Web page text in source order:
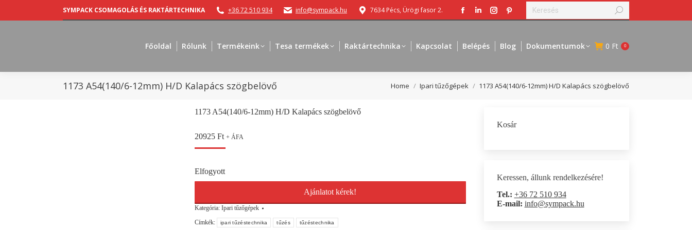
SYMPACK CSOMAGOLÁS ÉS RAKTÁRTECHNIKA +36 72 510 934 info@sympack.hu 7634 Pécs, Ürögi fasor 2.
Facebook
opens
window
Linkedin
opens
window
Instagram
opens
window
Pinterest
opens
window
Search:
Főoldal Rólunk Termékeink Tesa termékek Raktártechnika Kapcsolat Belépés Blog Dokumentumok 0 Ft 0
1173 A54(140/6-12mm) H/D Kalapács szögbelövő You are here:
Home Ipari tűzőgépek 1173 A54(140/6-12mm) H/D Kalapács szögbelövő
1173 A54(140/6-12mm) H/D Kalapács szögbelövő
20925 Ft + ÁFA
Elfogyott
Ajánlatot kérek!
Kategória: Ipari tűzőgépek
Címkék:
ipari tűzéstechnika tűzés tűzéstechnika
Kosár
Keressen, állunk rendelkezésére!
Tel.: +36 72 510 934
E-mail: info@sympack.hu